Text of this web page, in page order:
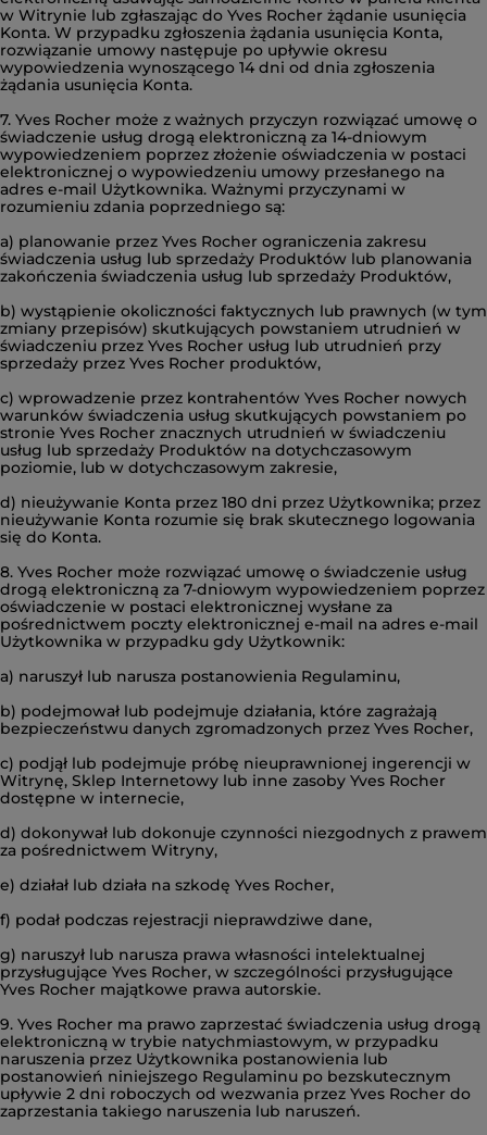
w Witrynie lub zgłaszając do Yves Rocher żądanie usunięcia
Konta. W przypadku zgłoszenia żądania usunięcia Konta,
rozwiązanie umowy następuje po upływie okresu
wypowiedzenia wynoszącego 14 dni od dnia zgłoszenia
żądania usunięcia Konta.
7. Yves Rocher może z ważnych przyczyn rozwiązać umowę o
świadczenie usług drogą elektroniczną za 14-dniowym
wypowiedzeniem poprzez złożenie oświadczenia w postaci
elektronicznej o wypowiedzeniu umowy przesłanego na
adres e-mail Użytkownika. Ważnymi przyczynami w
rozumieniu zdania poprzedniego są:
a) planowanie przez Yves Rocher ograniczenia zakresu
świadczenia usług lub sprzedaży Produktów lub planowania
zakończenia świadczenia usług lub sprzedaży Produktów,
b) wystąpienie okoliczności faktycznych lub prawnych (w tym
zmiany przepisów) skutkujących powstaniem utrudnień w
świadczeniu przez Yves Rocher usług lub utrudnień przy
sprzedaży przez Yves Rocher produktów,
c) wprowadzenie przez kontrahentów Yves Rocher nowych
warunków świadczenia usług skutkujących powstaniem po
stronie Yves Rocher znacznych utrudnień w świadczeniu
usług lub sprzedaży Produktów na dotychczasowym
poziomie, lub w dotychczasowym zakresie,
d) nieużywanie Konta przez 180 dni przez Użytkownika; przez
nieużywanie Konta rozumie się brak skutecznego logowania
się do Konta.
8. Yves Rocher może rozwiązać umowę o świadczenie usług
drogą elektroniczną za 7-dniowym wypowiedzeniem poprzez
oświadczenie w postaci elektronicznej wysłane za
pośrednictwem poczty elektronicznej e-mail na adres e-mail
Użytkownika w przypadku gdy Użytkownik:
a) naruszył lub narusza postanowienia Regulaminu,
b) podejmował lub podejmuje działania, które zagrażają
bezpieczeństwu danych zgromadzonych przez Yves Rocher,
c) podjął lub podejmuje próbę nieuprawnionej ingerencji w
Witrynę, Sklep Internetowy lub inne zasoby Yves Rocher
dostępne w internecie,
d) dokonywał lub dokonuje czynności niezgodnych z prawem
za pośrednictwem Witryny,
e) działał lub działa na szkodę Yves Rocher,
f) podał podczas rejestracji nieprawdziwe dane,
g) naruszył lub narusza prawa własności intelektualnej
przysługujące Yves Rocher, w szczególności przysługujące
Yves Rocher majątkowe prawa autorskie.
9. Yves Rocher ma prawo zaprzestać świadczenia usług drogą
elektroniczną w trybie natychmiastowym, w przypadku
naruszenia przez Użytkownika postanowienia lub
postanowień niniejszego Regulaminu po bezskutecznym
upływie 2 dni roboczych od wezwania przez Yves Rocher do
zaprzestania takiego naruszenia lub naruszeń.